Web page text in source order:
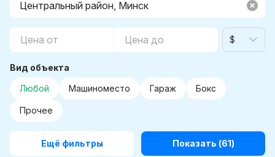
$
Вид объекта
Любой
Машиноместо Гараж Бокс
Прочее
Ещё фильтры Показать (61)